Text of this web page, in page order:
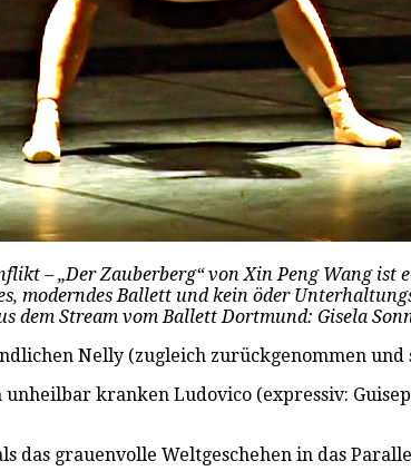
– „Der Zauberberg“ von Xin Peng Wang ist
moderndes Ballett und kein öder
dem Stream vom Ballett Dortmund: Gisela
Nelly (zugleich zurückgenommen
kranken Ludovico (expressiv:
das grauenvolle Weltgeschehen in das